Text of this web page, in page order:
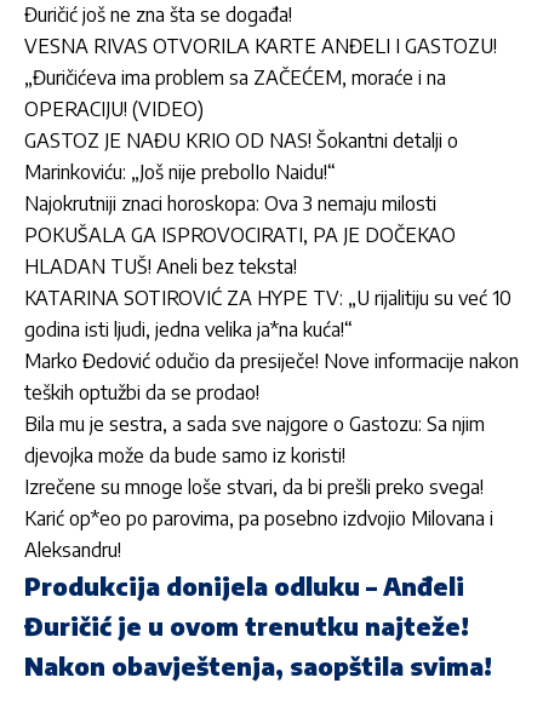
Đuričić još ne zna šta se događa!
VESNA RIVAS OTVORILA KARTE ANĐELI I GASTOZU!
„Đuričićeva ima problem sa ZAČEĆEM, moraće i na
OPERACIJU! (VIDEO)
GASTOZ JE NAĐU KRIO OD NAS! Šokantni detalji o
Marinkoviću: „Još nije prebolIo Naidu!“
Najokrutniji znaci horoskopa: Ova 3 nemaju milosti
POKUŠALA GA ISPROVOCIRATI, PA JE DOČEKAO
HLADAN TUŠ! Aneli bez teksta!
KATARINA SOTIROVIĆ ZA HYPE TV: „U rijalitiju su već 10
godina isti ljudi, jedna velika ja*na kuća!“
Marko Đedović odučio da presiječe! Nove informacije nakon
teških optužbi da se prodao!
Bila mu je sestra, a sada sve najgore o Gastozu: Sa njim
djevojka može da bude samo iz koristi!
Izrečene su mnoge loše stvari, da bi prešli preko svega!
Karić op*eo po parovima, pa posebno izdvojio Milovana i
Aleksandru!
Produkcija donijela odluku – Anđeli
Đuričić je u ovom trenutku najteže!
Nakon obavještenja, saopštila svima!